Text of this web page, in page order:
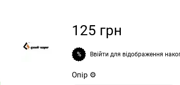
125 грн
% Ввійти для відображення
Опір ⚙️